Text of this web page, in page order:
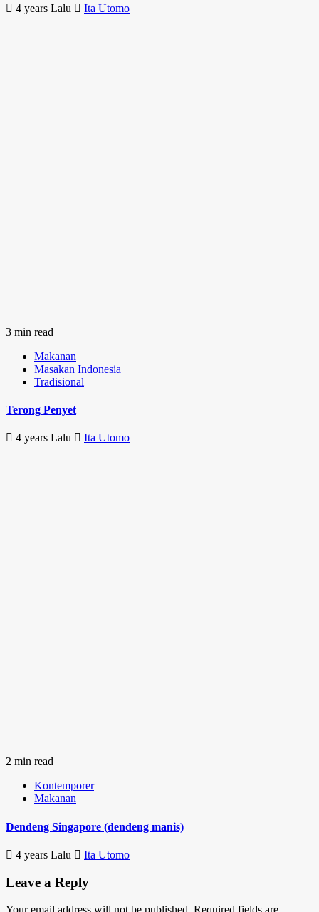
4 years Lalu Ita Utomo
3 min read
Makanan
Masakan Indonesia
Tradisional
Terong Penyet
4 years Lalu Ita Utomo
2 min read
Kontemporer
Makanan
Dendeng Singapore (dendeng manis)
4 years Lalu Ita Utomo
Leave a Reply